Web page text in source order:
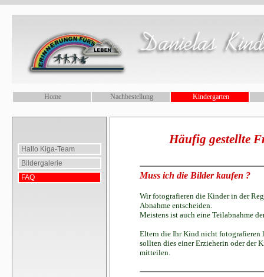
Home Nachbestellung Kindergarten
Hallo Kiga-Team
Bildergalerie
FAQ
Häufig gestellte
Muss ich die Bilder kaufen ?
Wir fotografieren die Kinder in der
Abnahme entscheiden.
Meistens ist auch eine Teilabnahme
Eltern die Ihr Kind nicht fotografieren
sollten dies einer Erzieherin oder der
mitteilen.